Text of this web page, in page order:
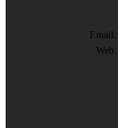
Email:
Web: